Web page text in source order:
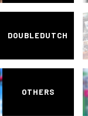
DOUBLEDUTCH
OTHERS